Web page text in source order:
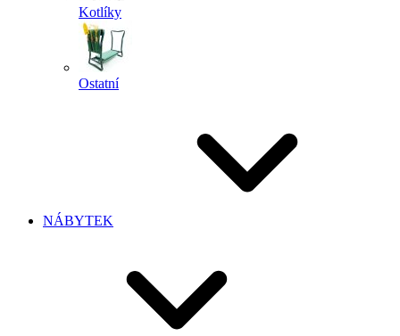
Kotlíky
Ostatní
NÁBYTEK